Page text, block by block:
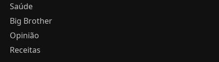
Saúde
Big Brother
Opinião
Receitas